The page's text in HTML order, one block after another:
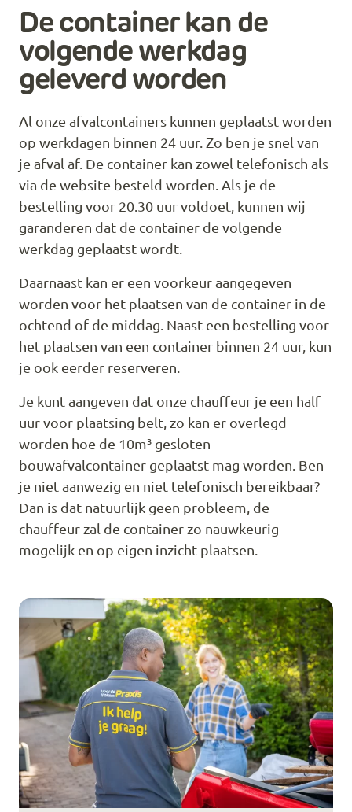
De container kan de
volgende werkdag
geleverd worden
Al onze afvalcontainers kunnen geplaatst worden
op werkdagen binnen 24 uur. Zo ben je snel van
je afval af. De container kan zowel telefonisch als
via de website besteld worden. Als je de
bestelling voor 20.30 uur voldoet, kunnen wij
garanderen dat de container de volgende
werkdag geplaatst wordt.
Daarnaast kan er een voorkeur aangegeven
worden voor het plaatsen van de container in de
ochtend of de middag. Naast een bestelling voor
het plaatsen van een container binnen 24 uur, kun
je ook eerder reserveren.
Je kunt aangeven dat onze chauffeur je een half
uur voor plaatsing belt, zo kan er overlegd
worden hoe de 10m³ gesloten
bouwafvalcontainer geplaatst mag worden. Ben
je niet aanwezig en niet telefonisch bereikbaar?
Dan is dat natuurlijk geen probleem, de
chauffeur zal de container zo nauwkeurig
mogelijk en op eigen inzicht plaatsen.